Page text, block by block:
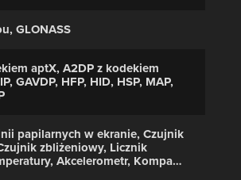
GLONASS
aptX, A2DP z kodekiem
GAVDP, HFP, HID, HSP, MAP,
papilarnych w ekranie, Czujnik
zbliżeniowy, Licznik
Akcelerometr, Kompas,